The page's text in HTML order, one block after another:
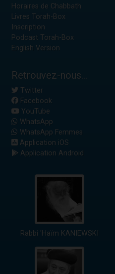
Horaires de Chabbath
Livres Torah-Box
Inscription
Podcast Torah-Box
English Version
Retrouvez-nous...
Twitter
Facebook
YouTube
WhatsApp
WhatsApp Femmes
Application iOS
Application Android
Rabbi 'Haïm KANIEWSKI